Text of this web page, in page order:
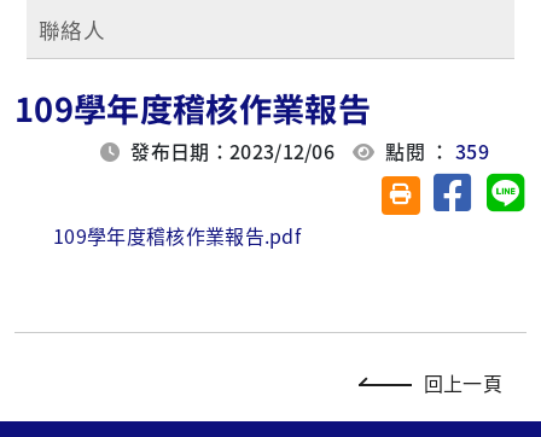
聯絡人
109學年度稽核作業報告
發布日期：2023/12/06 點閱 ：359
友善列印(另開視
分享至
109學年度稽核作業報告.pdf
回上一頁